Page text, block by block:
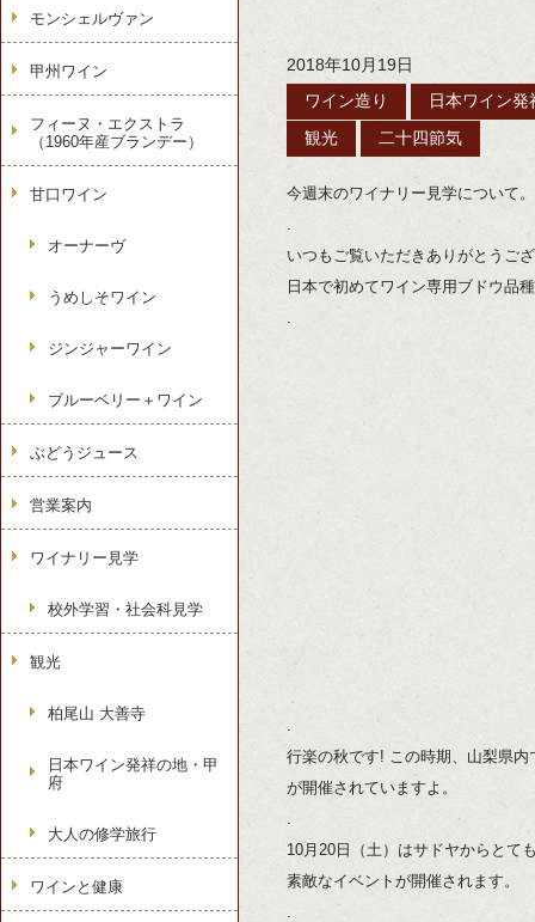
2018年10月19日
ワイン造り 日本ワイン
観光 二十四節気
今週末のワイナリー見学について。
.
いつもご覧いただきありがとうご
日本で初めてワイン専用ブドウ品
.
.
行楽の秋です! この時期、山梨県
が開催されていますよ。
.
10月20日（土）はサドヤからとて
素敵なイベントが開催されます。
.
モンシェルヴァン
甲州ワイン
フィーヌ・エクストラ
（1960年産ブランデー）
甘口ワイン
オーナーヴ
うめしそワイン
ジンジャーワイン
ブルーベリー＋ワイン
ぶどうジュース
営業案内
ワイナリー見学
校外学習・社会科見学
観光
柏尾山 大善寺
日本ワイン発祥の地・甲
府
大人の修学旅行
ワインと健康